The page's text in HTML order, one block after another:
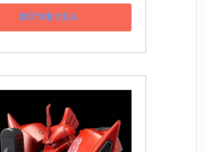
楽天市場で見る